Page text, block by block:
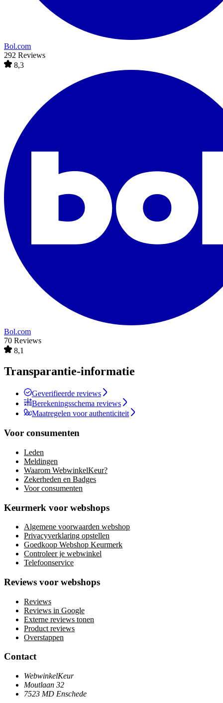
Bol.com
292 Reviews
8,3
Bol.com
70 Reviews
8,1
Transparantie-informatie
Geverifieerde reviews
Berekeningsschema reviews
Maatregelen voor authenticiteit
Voor consumenten
Leden
Meldingen
Waarom WebwinkelKeur?
Zekerheden en Badges
Voor consumenten
Keurmerk voor webshops
Algemene voorwaarden webshop
Privacyverklaring opstellen
Goedkoop Webshop Keurmerk
Controleer je webwinkel
Telefoonservice
Reviews voor webshops
Reviews
Reviews in Google
Externe reviews tonen
Product reviews
Overstappen
Contact
WebwinkelKeur
Moutlaan 32
7523 MD Enschede